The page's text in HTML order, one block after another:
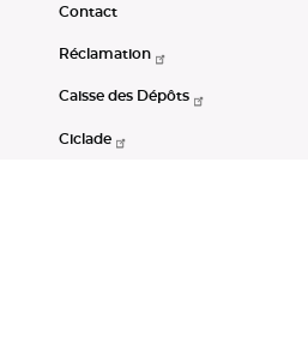
Contact
Réclamation
Caisse des Dépôts
Ciclade